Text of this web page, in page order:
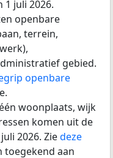
1 juli 2026.
openbare
terrein,
gebied.
openbare
woonplaats, wijk
komen uit de
2026. Ziedeze
toegekend aan